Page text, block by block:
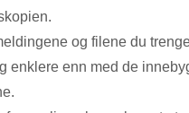
og filene du
enklere enn med de